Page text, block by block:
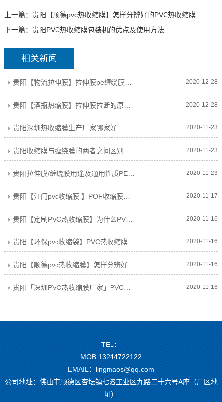
上一篇： 贵阳【顺德pvc热收缩膜】怎样分辨好的PVC热收缩膜
下一篇： 贵阳PVC热收缩膜包装机的优点及使用方法
相关新闻
贵阳【物流拉伸膜】拉伸膜pe缠绕膜有什么优势？ 2020-12-28
贵阳【酒瓶热缩膜】拉伸膜拉断的原因及解决办法 2020-12-28
贵阳深圳热收缩膜生产厂家哪家好 2020-11-23
贵阳收缩膜与缠绕膜的两者之间区别 2020-11-23
贵阳拉伸膜/缠绕膜用途及通用性质PE保护膜的用途有哪些 2020-11-23
贵阳【江门pvc收缩膜 】POF收缩膜包装材料发展趋势 2020-11-17
贵阳【定制PVC热收缩膜】为什么PVC热收缩膜遇热后会出现收缩? 2020-11-16
贵阳【环保pvc收缩袋】PVC热收缩膜使用常见问题及解决方案 2020-11-16
贵阳【顺德pvc热收缩膜】怎样分辨好的PVC热收缩膜 2020-11-16
贵阳「深圳PVC热收缩膜厂家」PVC热收缩膜的材质特点与工艺参数 2020-11-16
TEL：
MOB:13244722122
EMAIL：lingmaos@qq.com
公司地址：佛山市顺德区杏坛镇七溶工业区九路二十六号A座（厂区地
址）